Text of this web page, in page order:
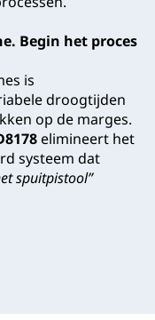
Begin het proces
is
droogtijden
op de marges.
elimineert het
systeem dat
spuitpistool”